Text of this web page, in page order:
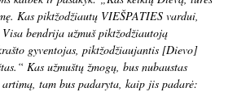
Kas piktžodžiautų VIEŠPATIES vardui,
bendrija užmuš piktžodžiautoją
gyventojas, piktžodžiaujantis [Dievo]
Kas užmuštų žmogų, bus nubaustas
tam bus padaryta, kaip jis padarė: